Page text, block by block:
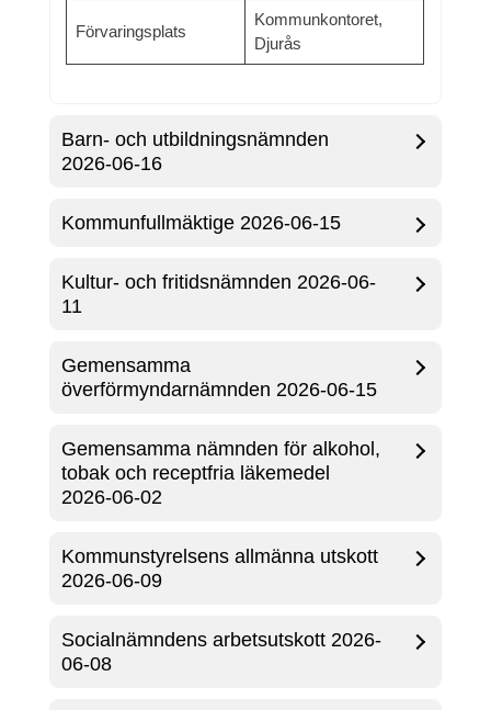
Förvaringsplats
Kommunkontoret,
Djurås
Barn- och utbildningsnämnden
2026-06-16
Kommunfullmäktige 2026-06-15
Kultur- och fritidsnämnden 2026-06-
11
Gemensamma
överförmyndarnämnden 2026-06-15
Gemensamma nämnden för alkohol,
tobak och receptfria läkemedel
2026-06-02
Kommunstyrelsens allmänna utskott
2026-06-09
Socialnämndens arbetsutskott 2026-
06-08